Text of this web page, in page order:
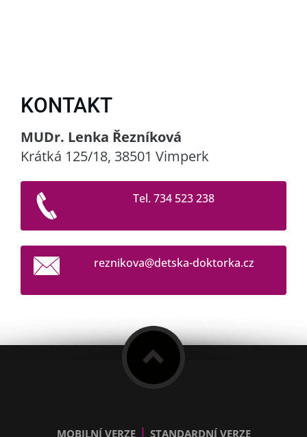
KONTAKT
MUDr. Lenka Řezníková
Krátká 125/18, 38501 Vimperk
Tel. 734 523 238
reznikova@detska-doktorka.cz
MOBILNÍ VERZE | STANDARDNÍ VERZE